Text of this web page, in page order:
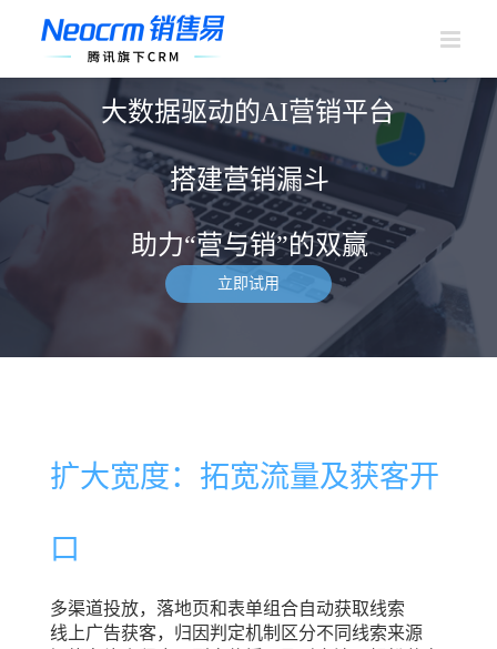
容
大数据驱动的AI营销平台
立即试用
搭建营销漏斗
助力“营与销”的双赢
扩大宽度：拓宽流量及获客开
口
多渠道投放，落地页和表单组合自动获取线索
线上广告获客，归因判定机制区分不同线索来源